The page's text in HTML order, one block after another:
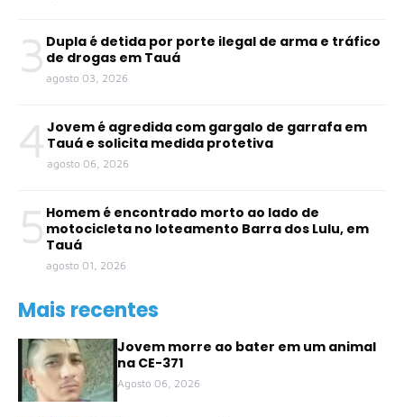
3 Dupla é detida por porte ilegal de arma e tráfico
de drogas em Tauá
agosto 03, 2026
4 Jovem é agredida com gargalo de garrafa em
Tauá e solicita medida protetiva
agosto 06, 2026
5 Homem é encontrado morto ao lado de
motocicleta no loteamento Barra dos Lulu, em
Tauá
agosto 01, 2026
Mais recentes
Jovem morre ao bater em um animal
na CE-371
Agosto 06, 2026